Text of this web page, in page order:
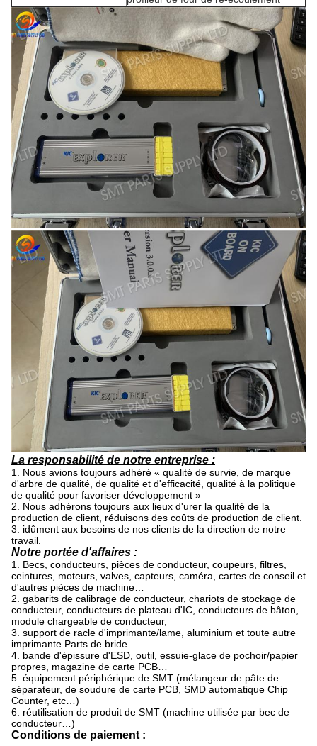
La responsabilité de notre entreprise :
1. Nous avions toujours adhéré « qualité de survie, de marque
d'arbre de qualité, de qualité et d'efficacité, qualité à la politique
de qualité pour favoriser développement »
2. Nous adhérons toujours aux lieux d'urer la qualité de la
production de client, réduisons des coûts de production de client.
3. idûment aux besoins de nos clients de la direction de notre
travail.
Notre portée d'affaires :
1. Becs, conducteurs, pièces de conducteur, coupeurs, filtres,
ceintures, moteurs, valves, capteurs, caméra, cartes de conseil et
d'autres pièces de machine…
2. gabarits de calibrage de conducteur, chariots de stockage de
conducteur, conducteurs de plateau d'IC, conducteurs de bâton,
module chargeable de conducteur,
3. support de racle d'imprimante/lame, aluminium et toute autre
imprimante Parts de bride.
4. bande d'épissure d'ESD, outil, essuie-glace de pochoir/papier
propres, magazine de carte PCB…
5. équipement périphérique de SMT (mélangeur de pâte de
séparateur, de soudure de carte PCB, SMD automatique Chip
Counter, etc…)
6. réutilisation de produit de SMT (machine utilisée par bec de
conducteur…)
Conditions de paiement :